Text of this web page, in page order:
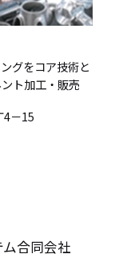
グをコア技術と
ト加工・販売
4－15
合同会社